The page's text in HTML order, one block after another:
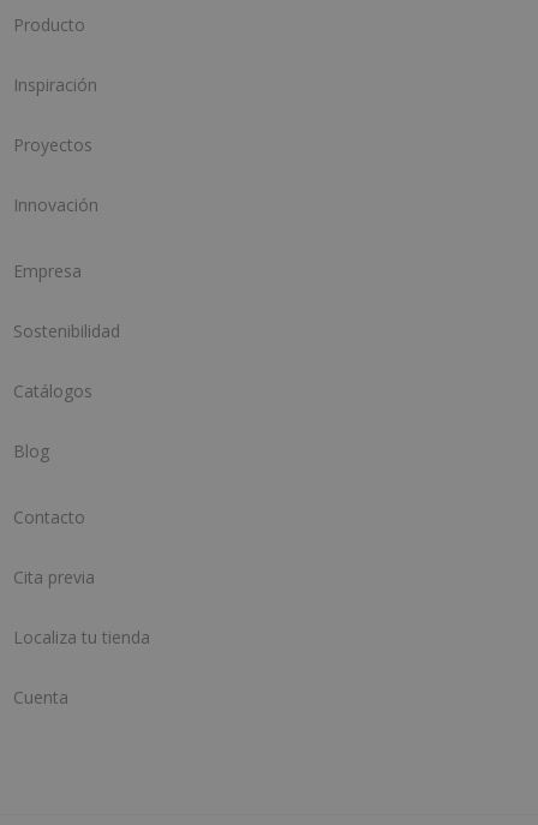
Producto
Inspiración
Proyectos
Innovación
Empresa
Sostenibilidad
Catálogos
Blog
Contacto
Cita previa
Localiza tu tienda
Cuenta